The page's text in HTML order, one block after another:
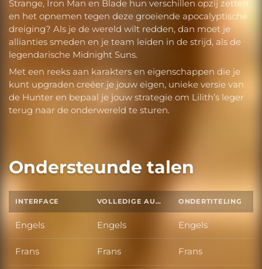
Strange, Iron Man en Blade hun verschillen opzij zetten
en het opnemen tegen deze groeiende apocalyptische
dreiging? Als je de wereld wilt redden, dan moet je
allianties smeden en je team leiden in de strijd, als de
legendarische Midnight Suns.
Met een reeks aan karakters en eigenschappen die je
kunt upgraden creëer je jouw eigen, unieke versie van
de Hunter en bepaal je jouw strategie om Lilith’s leger
terug naar de onderwereld te sturen.
Ondersteunde talen
INTERFACE VOLLEDIGE AUDIO ONDERTITELING
Engels Engels Engels
Frans Frans Frans